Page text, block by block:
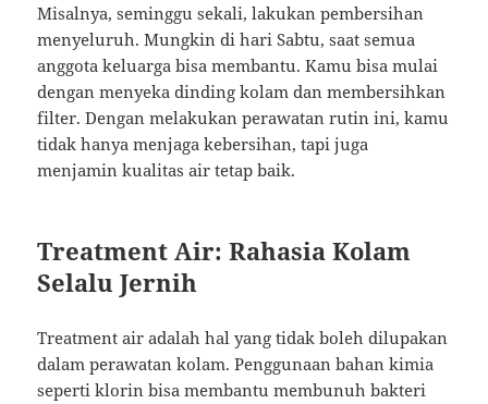
Misalnya, seminggu sekali, lakukan pembersihan
menyeluruh. Mungkin di hari Sabtu, saat semua
anggota keluarga bisa membantu. Kamu bisa mulai
dengan menyeka dinding kolam dan membersihkan
filter. Dengan melakukan perawatan rutin ini, kamu
tidak hanya menjaga kebersihan, tapi juga
menjamin kualitas air tetap baik.
Treatment Air: Rahasia Kolam
Selalu Jernih
Treatment air adalah hal yang tidak boleh dilupakan
dalam perawatan kolam. Penggunaan bahan kimia
seperti klorin bisa membantu membunuh bakteri